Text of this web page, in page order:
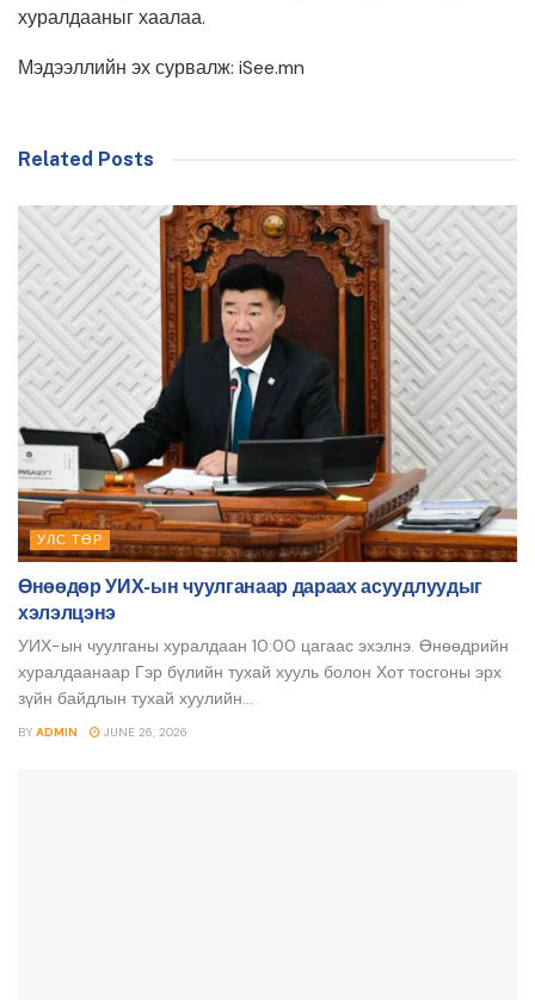
хуралдааныг хаалаа.
Мэдээллийн эх сурвалж: iSee.mn
Related Posts
УЛС ТӨР
Өнөөдөр УИХ-ын чуулганаар дараах асуудлуудыг
хэлэлцэнэ
УИХ-ын чуулганы хуралдаан 10:00 цагаас эхэлнэ. Өнөөдрийн
хуралдаанаар Гэр бүлийн тухай хууль болон Хот тосгоны эрх
зүйн байдлын тухай хуулийн...
BY ADMIN JUNE 26, 2026